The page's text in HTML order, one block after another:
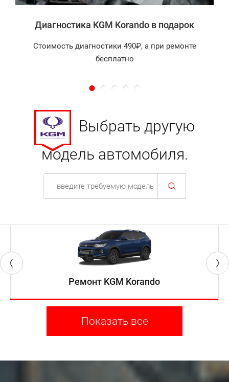
Диагностика KGM Korando в подарок
Стоимость диагностики 490₽, а при ремонте
бесплатно
Выбрать другую
модель автомобиля.
Ремонт KGM Korando
Показать все